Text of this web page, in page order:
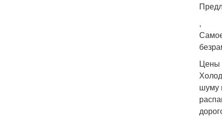
,
Цены
шуму